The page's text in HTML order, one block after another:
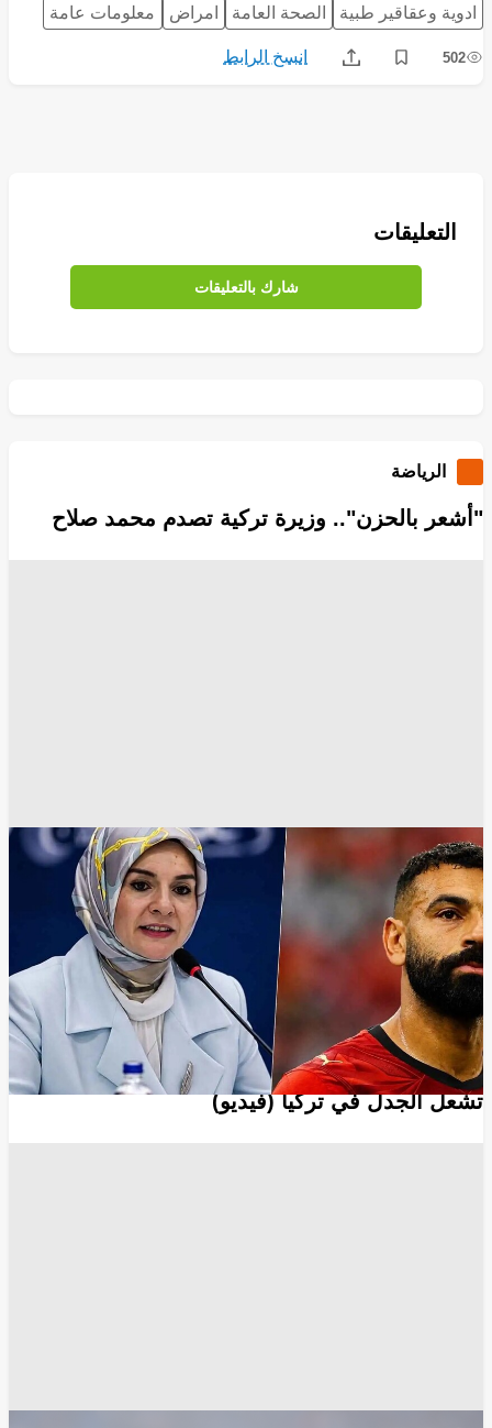
ادوية وعقاقير طبية الصحة العامة امراض معلومات عامة
502
Save post
Share انسخ الرابط
التعليقات
شارك بالتعليقات
الرياضة
"أشعر بالحزن".. وزيرة تركية تصدم محمد صلاح
طرابزون سبور محمد صلاح
منصة إكس
مواقع التواصل الإجتماعي
وسائل الاعلام
26791
Save post
Share انسخ الرابط
الرياضة
"لقد فضحنا أنفسنا أمام العالم".. لقطة عفوية لصلاح
تشعل الجدل في تركيا (فيديو)